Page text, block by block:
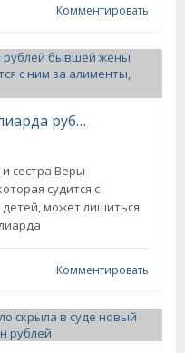
Комментировать
Дом стоимостью полмиллиарда рублей бывшей жены Александра Цекало, которая судится с ним за алименты, могут конфисковать
сестра Веры
судится с
может лишиться
Комментировать